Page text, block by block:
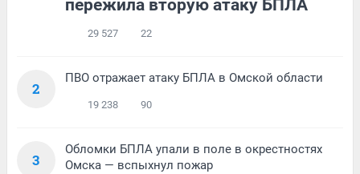
пережила вторую атаку БПЛА
29 527 22
2
ПВО отражает атаку БПЛА в Омской области
19 238 90
3
Обломки БПЛА упали в поле в окрестностях
Омска — вспыхнул пожар